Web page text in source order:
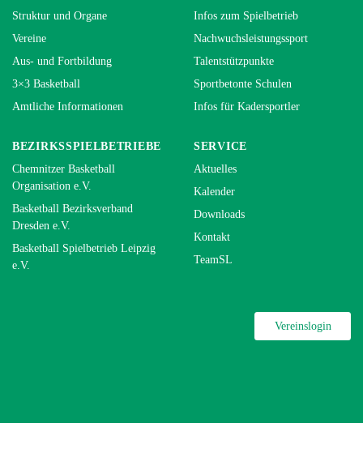
Struktur und Organe
Vereine
Aus- und Fortbildung
3×3 Basketball
Amtliche Informationen
Infos zum Spielbetrieb
Nachwuchsleistungssport
Talentstützpunkte
Sportbetonte Schulen
Infos für Kadersportler
BEZIRKSSPIELBETRIEBE
Chemnitzer Basketball
Organisation e.V.
Basketball Bezirksverband
Dresden e.V.
Basketball Spielbetrieb Leipzig
e.V.
SERVICE
Aktuelles
Kalender
Downloads
Kontakt
TeamSL
Vereinslogin